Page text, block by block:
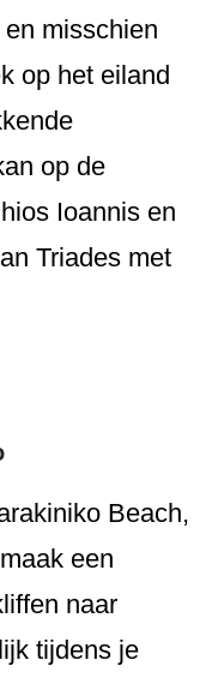
misschien
op het eiland
op de
Ioannis en
Triades met
Beach,
een
naar
tijdens je